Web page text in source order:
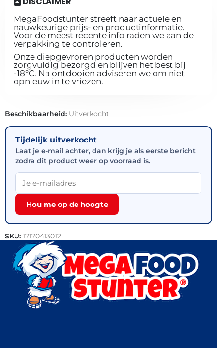
MegaFoodstunter streeft naar actuele en
nauwkeurige prijs- en productinformatie.
Voor de meest recente info raden we aan de
verpakking te controleren.
Onze diepgevroren producten worden
zorgvuldig bezorgd en blijven het best bij
-18°C. Na ontdooien adviseren we om niet
opnieuw in te vriezen.
Beschikbaarheid: Uitverkocht
Tijdelijk uitverkocht
Laat je e-mail achter, dan krijg je als eerste bericht
zodra dit product weer op voorraad is.
Hou me op de hoogte
SKU: 17170413012
Categorie: Vis